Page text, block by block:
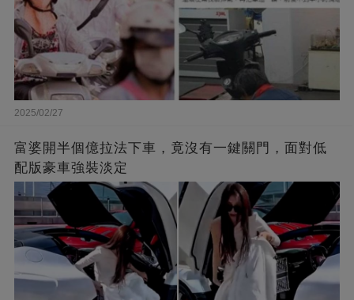
2025/02/27
富婆開半個億拉法下車，竟沒有一鍵關門，面對低
配版豪車強裝淡定